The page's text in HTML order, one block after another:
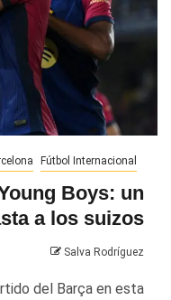
Fútbol Internacional
Boys: un
a los suizos
Salva Rodríguez
del Barça en esta